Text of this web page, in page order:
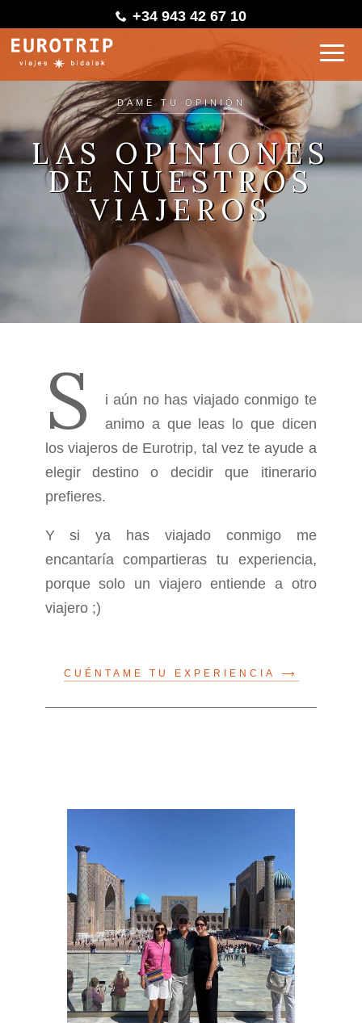
+34 943 42 67 10
DAME TU OPINIÓN
LAS OPINIONES
DE NUESTROS
VIAJEROS
S
i aún no has viajado conmigo te
animo a que leas lo que dicen
los viajeros de Eurotrip, tal vez te ayude a
elegir destino o decidir que itinerario
prefieres.
Y si ya has viajado conmigo me
encantaría compartieras tu experiencia,
porque solo un viajero entiende a otro
viajero ;)
CUÉNTAME TU EXPERIENCIA